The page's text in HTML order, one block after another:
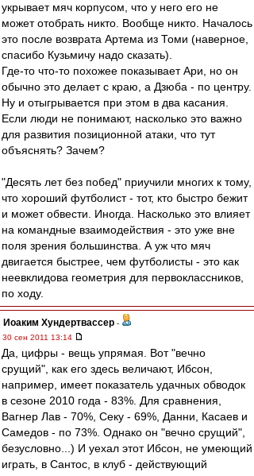
укрывает мяч корпусом, что у него его не
может отобрать никто. Вообще никто. Началось
это после возврата Артема из Томи (наверное,
спасибо Кузьмичу надо сказать).
Где-то что-то похожее показывает Ари, но он
обычно это делает с краю, а Дзюба - по центру.
Ну и отыгрывается при этом в два касания.
Если люди не понимают, насколько это важно
для развития позиционной атаки, что тут
объяснять? Зачем?
"Десять лет без побед" приучили многих к тому,
что хороший футболист - тот, кто быстро бежит
и может обвести. Иногда. Насколько это влияет
на командные взаимодействия - это уже вне
поля зрения большинства. А уж что мяч
двигается быстрее, чем футболисты - это как
неевклидова геометрия для первоклассников,
по ходу.
Иоаким Хундертвассер -
30 сен 2011 13:14
Да, цифры - вещь упрямая. Вот "вечно
срущий", как его здесь величают, Ибсон,
например, имеет показатель удачных обводок
в сезоне 2010 года - 83%. Для сравнения,
Вагнер Лав - 70%, Секу - 69%, Данни, Касаев и
Самедов - по 73%. Однако он "вечно срущий",
безусловно...) И уехал этот Ибсон, не умеющий
играть, в Сантос, в клуб - действующий